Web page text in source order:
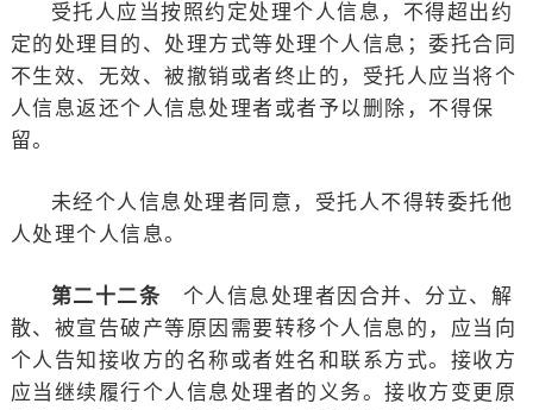
受托人应当按照约定处理个人信息，不得超出约
定的处理目的、处理方式等处理个人信息；委托合同
不生效、无效、被撤销或者终止的，受托人应当将个
人信息返还个人信息处理者或者予以删除，不得保
留。
未经个人信息处理者同意，受托人不得转委托他
人处理个人信息。
第二十二条 个人信息处理者因合并、分立、解
散、被宣告破产等原因需要转移个人信息的，应当向
个人告知接收方的名称或者姓名和联系方式。接收方
应当继续履行个人信息处理者的义务。接收方变更原